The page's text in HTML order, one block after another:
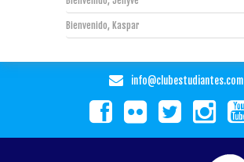
Bienvenido, Kaspar
info@clubestudiantes.com